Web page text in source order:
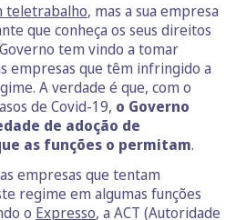
teletrabalho, mas a sua empresa
que conheça os seus direitos
tem vindo a tomar
empresas que têm infringido a
A verdade é que, com o
de Covid-19, o Governo
de adoção de
as funções o permitam.
empresas que tentam
regime em algumas funções
o Expresso, a ACT (Autoridade